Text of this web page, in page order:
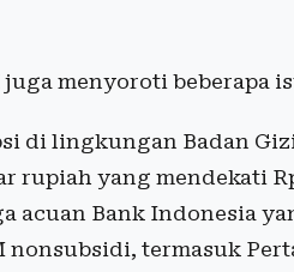
juga menyoroti beberapa
di lingkungan Badan
rupiah yang mendekati
acuan Bank Indonesia
nonsubsidi, termasuk